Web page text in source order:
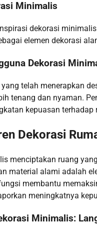
Minimalis
dekorasi
elemen dekorasi
Dekorasi
telah menerapkan
tenang dan nyaman.
kepuasan terhadap
Dekorasi
menciptakan ruang
material alami adalah
membantu
meningkatnya
Minimalis: